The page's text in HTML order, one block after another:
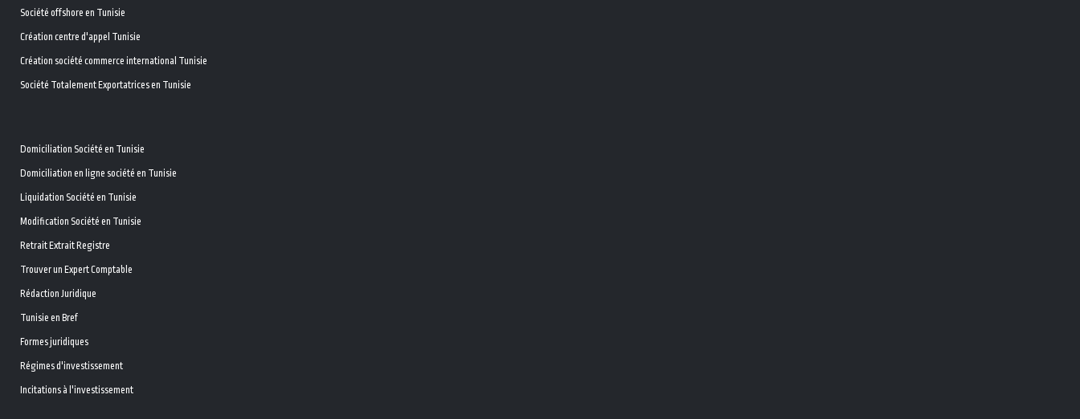
Société offshore en Tunisie
Création centre d'appel Tunisie
Création société commerce international Tunisie
Société Totalement Exportatrices en Tunisie
Domiciliation Société en Tunisie
Domiciliation en ligne société en Tunisie
Liquidation Société en Tunisie
Modification Société en Tunisie
Retrait Extrait Registre
Trouver un Expert Comptable
Rédaction Juridique
Tunisie en Bref
Formes juridiques
Régimes d'investissement
Incitations à l'investissement